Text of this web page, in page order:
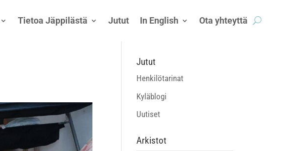
Tietoa Jäppilästä Jutut In English Ota yhteyttä
Jutut
Henkilötarinat
Kyläblogi
Uutiset
Arkistot